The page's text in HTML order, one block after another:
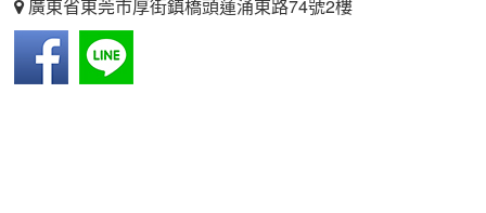
廣東省東莞市厚街鎮橋頭蓮涌東路74號2樓